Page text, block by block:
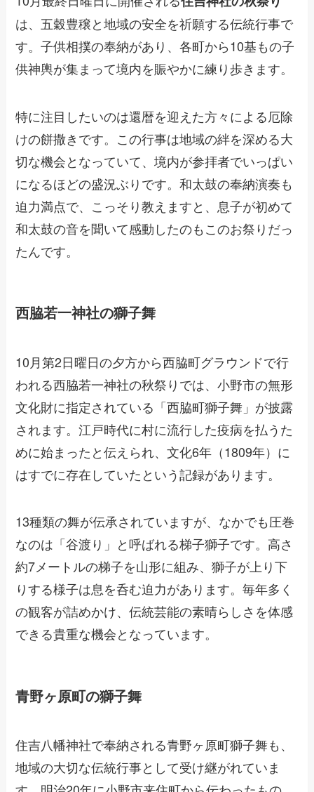
は、五穀豊穣と地域の安全を祈願する伝統行事で
す。子供相撲の奉納があり、各町から10基もの子
供神輿が集まって境内を賑やかに練り歩きます。
特に注目したいのは還暦を迎えた方々による厄除
けの餅撒きです。この行事は地域の絆を深める大
切な機会となっていて、境内が参拝者でいっぱい
になるほどの盛況ぶりです。和太鼓の奉納演奏も
迫力満点で、こっそり教えますと、息子が初めて
和太鼓の音を聞いて感動したのもこのお祭りだっ
たんです。
西脇若一神社の獅子舞
10月第2日曜日の夕方から西脇町グラウンドで行
われる西脇若一神社の秋祭りでは、小野市の無形
文化財に指定されている「西脇町獅子舞」が披露
されます。江戸時代に村に流行した疫病を払うた
めに始まったと伝えられ、文化6年（1809年）に
はすでに存在していたという記録があります。
13種類の舞が伝承されていますが、なかでも圧巻
なのは「谷渡り」と呼ばれる梯子獅子です。高さ
約7メートルの梯子を山形に組み、獅子が上り下
りする様子は息を呑む迫力があります。毎年多く
の観客が詰めかけ、伝統芸能の素晴らしさを体感
できる貴重な機会となっています。
青野ヶ原町の獅子舞
住吉八幡神社で奉納される青野ヶ原町獅子舞も、
地域の大切な伝統行事として受け継がれていま